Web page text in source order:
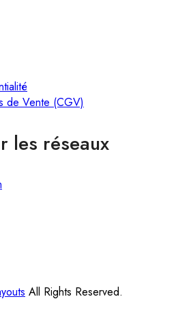
de Vente (CGV)
les réseaux
All Rights Reserved.